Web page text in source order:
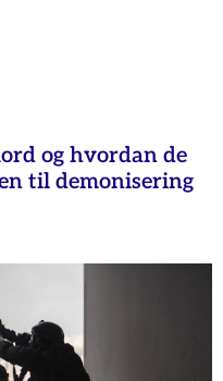
og hvordan de
til demonisering